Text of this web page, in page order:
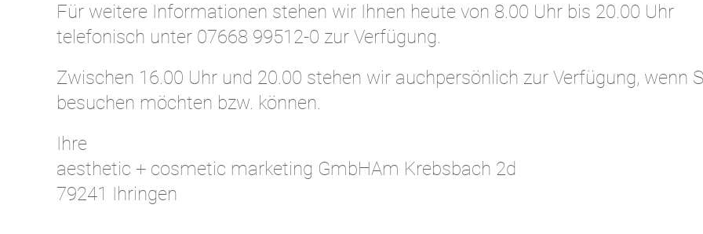
Für weitere Informationen stehen wir Ihnen heute von 8.00 Uhr bis 20.00 Uhr
telefonisch unter 07668 99512-0 zur Verfügung.
Zwischen 16.00 Uhr und 20.00 stehen wir auchpersönlich zur Verfügung, wenn
besuchen möchten bzw. können.
Ihre
aesthetic + cosmetic marketing GmbHAm Krebsbach 2d
79241 Ihringen